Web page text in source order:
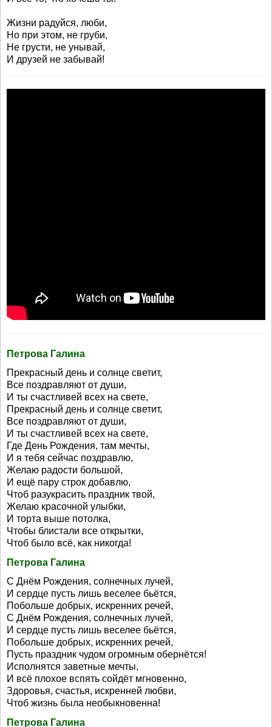
Жизни радуйся, люби,
Но при этом, не груби,
Не грусти, не унывай,
И друзей не забывай!
Петрова Галина
Прекрасный день и солнце светит,
Все поздравляют от души,
И ты счастливей всех на свете,
Прекрасный день и солнце светит,
Все поздравляют от души,
И ты счастливей всех на свете,
Где День Рождения, там мечты,
И я тебя сейчас поздравлю,
Желаю радости большой,
И ещё пару строк добавлю,
Чтоб разукрасить праздник твой,
Желаю красочной улыбки,
И торта выше потолка,
Чтобы блистали все открытки,
Чтоб было всё, как никогда!
Петрова Галина
С Днём Рождения, солнечных лучей,
И сердце пусть лишь веселее бьётся,
Побольше добрых, искренних речей,
С Днём Рождения, солнечных лучей,
И сердце пусть лишь веселее бьётся,
Побольше добрых, искренних речей,
Пусть праздник чудом огромным обернётся!
Исполнятся заветные мечты,
И всё плохое вспять сойдёт мгновенно,
Здоровья, счастья, искренней любви,
Чтоб жизнь была необыкновенна!
Петрова Галина